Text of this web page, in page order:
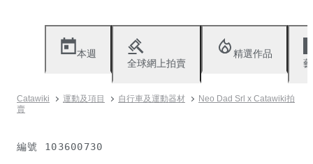
本週
全球網上拍賣
精選作品
Catawiki 運動及項目 自行車及運動器材
Neo Dad Srl x Catawiki拍
賣
編號 103600730